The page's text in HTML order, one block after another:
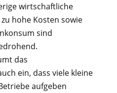
wirtschaftliche
hohe Kosten sowie
sind
das
ein, dass viele kleine
aufgeben